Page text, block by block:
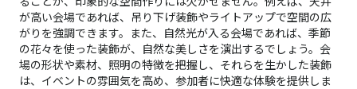
が高い会場であれば、吊り下げ装飾やライトアップで空間の広
がりを強調できます。また、自然光が入る会場であれば、季節
の花々を使った装飾が、自然な美しさを演出するでしょう。会
場の形状や素材、照明の特徴を把握し、それらを生かした装飾
は、イベントの雰囲気を高め、参加者に快適な体験を提供しま